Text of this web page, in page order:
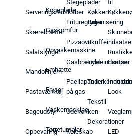
Serveringsredskaber
Skærebrætter
Salatslynger
Mandolinjern
Pastaværktøj
Bageudstyr
Opbevaring
Kogeplade
Gaskomfur
Opvaskemaskine
Emhætte
Fryser
Vaskemaskine
Tørretumbler
Stegeplader
Frituregryder
Pizzaovn
Gasbrænder
Paellapande
på gas
Udekøkken
Køleskab
Køkken
Organisering
Hyldeindsatser
Tekstil
Dekorationer
til
Rustikke
Lamper
Look
LED